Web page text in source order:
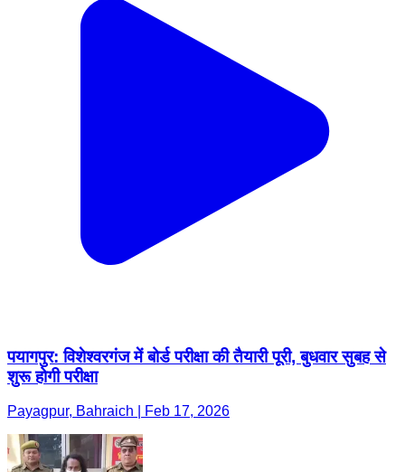
पयागपुर: विशेश्वरगंज में बोर्ड परीक्षा की तैयारी पूरी, बुधवार सुबह से
शुरू होगी परीक्षा
Payagpur, Bahraich | Feb 17, 2026